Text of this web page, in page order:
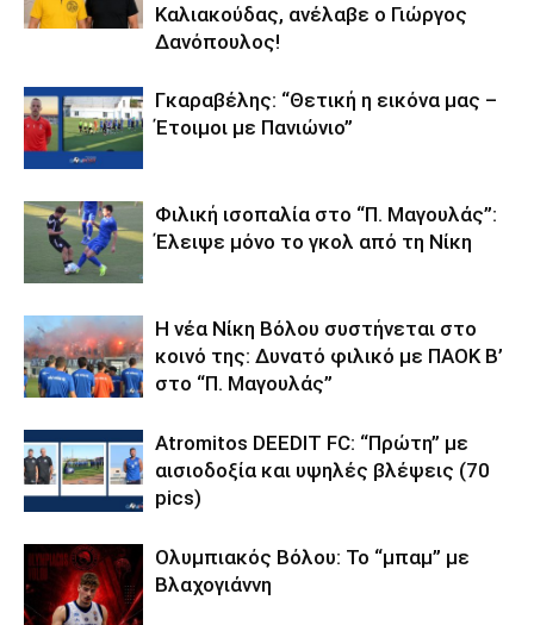
Καλιακούδας, ανέλαβε ο Γιώργος
Δανόπουλος!
Γκαραβέλης: “Θετική η εικόνα μας –
Έτοιμοι με Πανιώνιο”
Φιλική ισοπαλία στο “Π. Μαγουλάς”:
Έλειψε μόνο το γκολ από τη Νίκη
Η νέα Νίκη Βόλου συστήνεται στο
κοινό της: Δυνατό φιλικό με ΠΑΟΚ Β’
στο “Π. Μαγουλάς”
Atromitos DEEDIT FC: “Πρώτη” με
αισιοδοξία και υψηλές βλέψεις (70
pics)
Ολυμπιακός Βόλου: Το “μπαμ” με
Βλαχογιάννη